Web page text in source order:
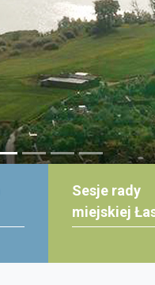
Sesje rady
miejskiej